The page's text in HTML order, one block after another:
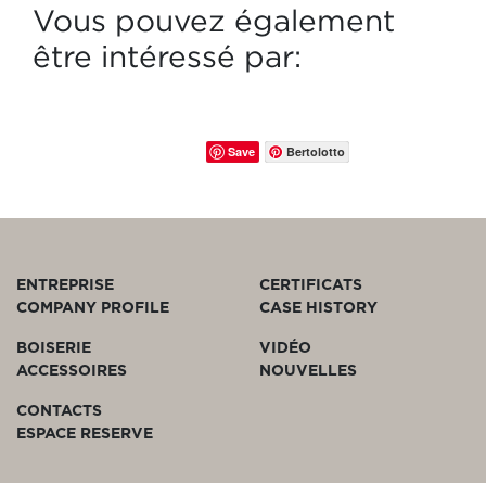
Vous pouvez également
être intéressé par:
Save Bertolotto
ENTREPRISE
COMPANY PROFILE
CERTIFICATS
CASE HISTORY
BOISERIE
ACCESSOIRES
VIDÉO
NOUVELLES
CONTACTS
ESPACE RESERVE